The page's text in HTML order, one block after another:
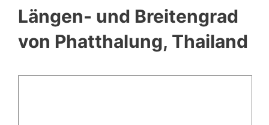
Längen- und Breitengrad
von Phatthalung, Thailand